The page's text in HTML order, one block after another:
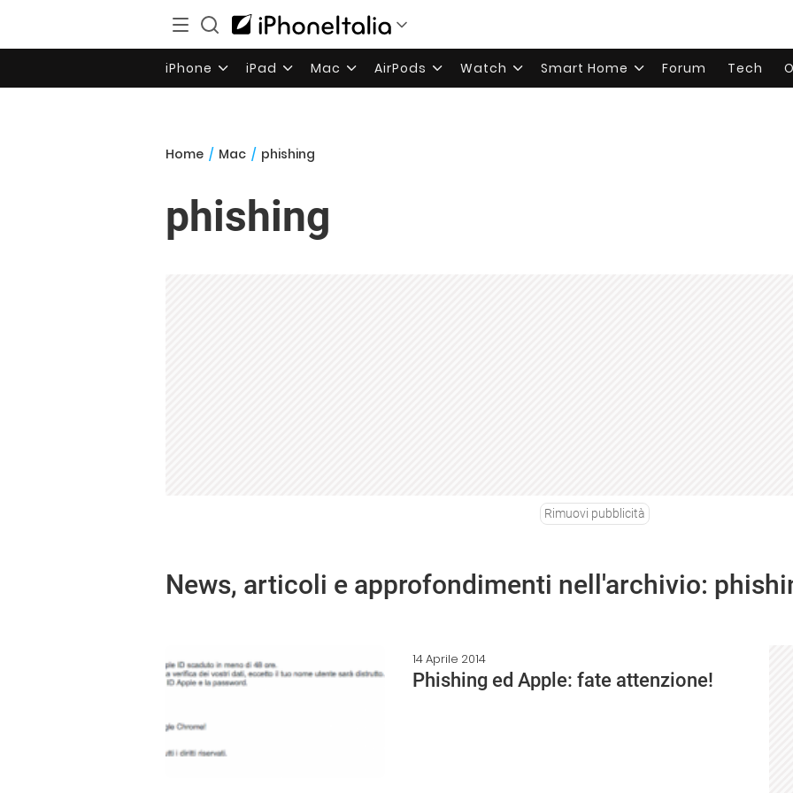
iPhone iPad Mac AirPods Watch Smart Home Forum Tech
Home / Mac / phishing
phishing
Rimuovi pubblicità
News, articoli e approfondimenti nell'archivio:
14 Aprile 2014
Phishing ed Apple: fate attenzione!